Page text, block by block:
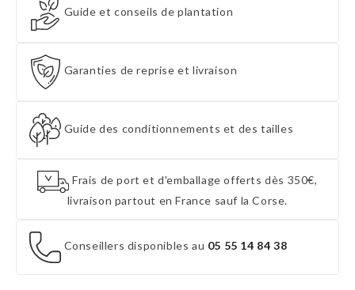
Guide et conseils de plantation
Garanties de reprise et livraison
Guide des conditionnements et des tailles
Frais de port et d'emballage offerts dès 350€,
livraison partout en France sauf la Corse.
Conseillers disponibles au 05 55 14 84 38